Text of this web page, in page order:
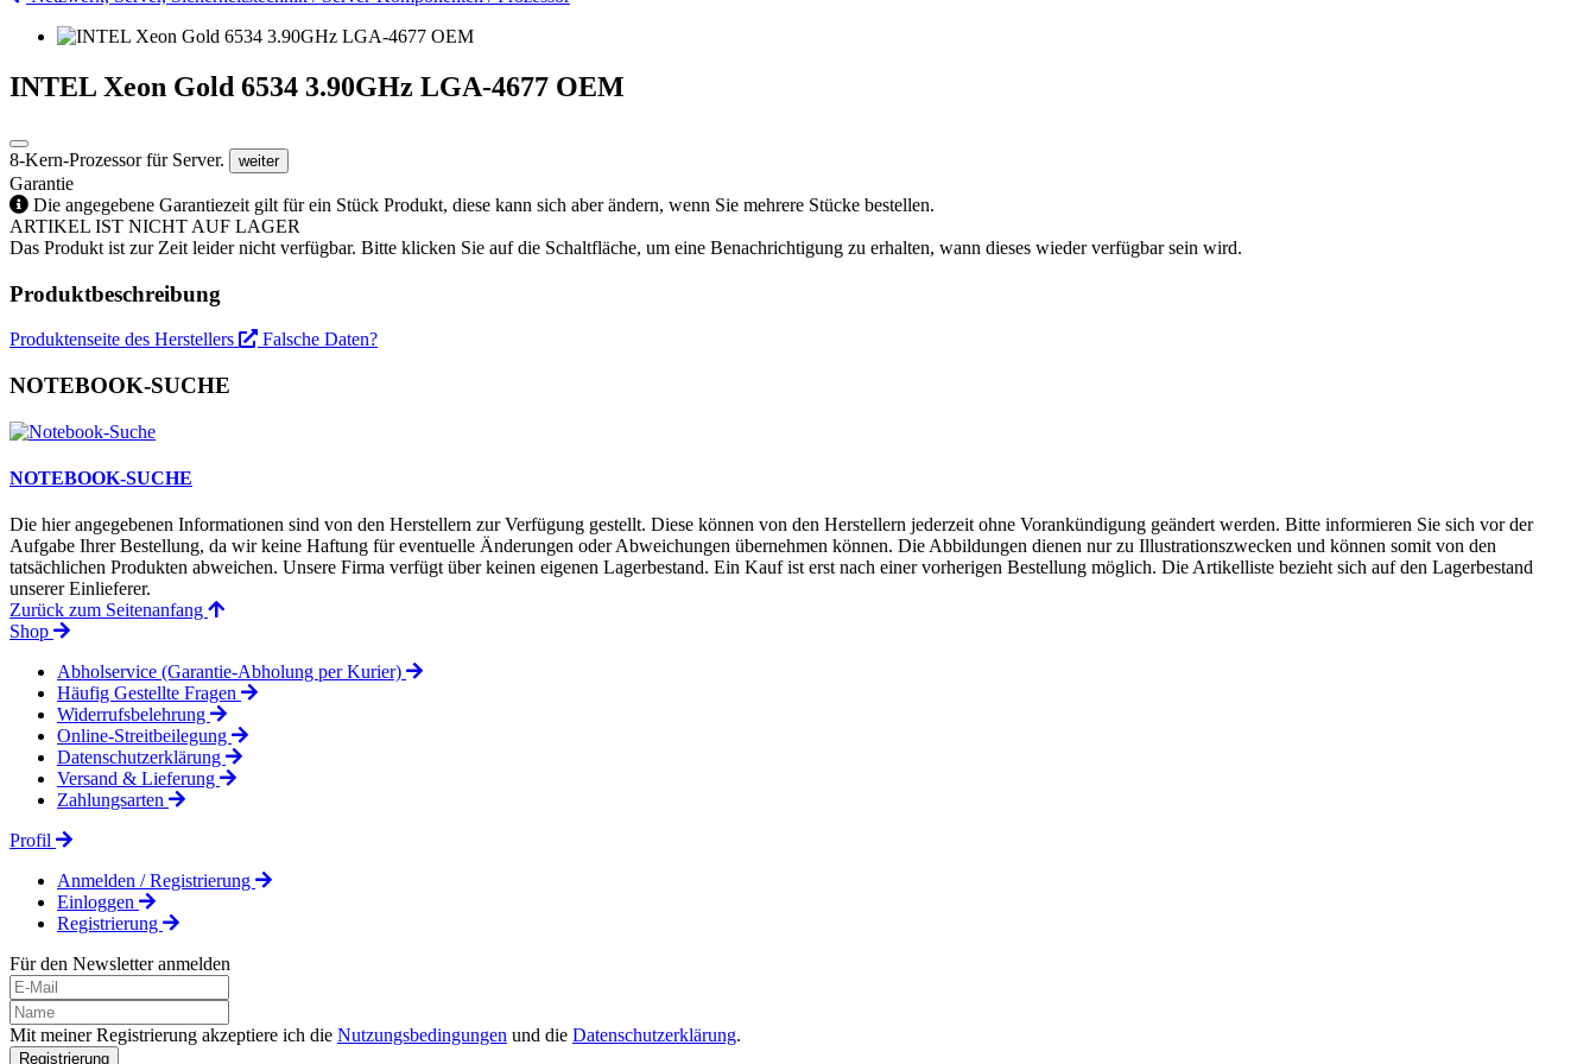
INTEL Xeon Gold 6534 3.90GHz LGA-4677 OEM
8-Kern-Prozessor für Server. weiter
Garantie
Die angegebene Garantiezeit gilt für ein Stück Produkt, diese kann sich aber ändern, wenn Sie mehrere Stücke bestellen.
ARTIKEL IST NICHT AUF LAGER
Das Produkt ist zur Zeit leider nicht verfügbar. Bitte klicken Sie auf die Schaltfläche, um eine Benachrichtigung zu erhalten, wann dieses wieder verfügbar sein wird.
Produktbeschreibung
Produktenseite des Herstellers Falsche Daten?
NOTEBOOK-SUCHE
NOTEBOOK-SUCHE
Die hier angegebenen Informationen sind von den Herstellern zur Verfügung gestellt. Diese können von den Herstellern jederzeit ohne Vorankündigung geändert werden. Bitte informieren Sie sich vor der
Aufgabe Ihrer Bestellung, da wir keine Haftung für eventuelle Änderungen oder Abweichungen übernehmen können. Die Abbildungen dienen nur zu Illustrationszwecken und können somit von den
tatsächlichen Produkten abweichen. Unsere Firma verfügt über keinen eigenen Lagerbestand. Ein Kauf ist erst nach einer vorherigen Bestellung möglich. Die Artikelliste bezieht sich auf den Lagerbestand
unserer Einlieferer.
Zurück zum Seitenanfang
Shop
Abholservice (Garantie-Abholung per Kurier)
Häufig Gestellte Fragen
Widerrufsbelehrung
Online-Streitbeilegung
Datenschutzerklärung
Versand & Lieferung
Zahlungsarten
Profil
Anmelden / Registrierung
Einloggen
Registrierung
Für den Newsletter anmelden
Mit meiner Registrierung akzeptiere ich die Nutzungsbedingungen und die Datenschutzerklärung.
Registrierung